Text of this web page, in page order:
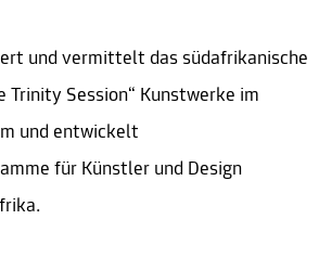
und vermittelt das südafrikanische
Trinity Session“ Kunstwerke im
und entwickelt
für Künstler und Design